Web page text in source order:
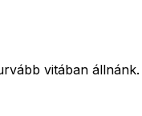
vitában